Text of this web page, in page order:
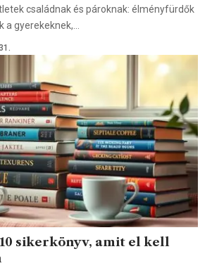
családnak és pároknak: élményfürdők
gyerekeknek,…
sikerkönyv, amit el kell